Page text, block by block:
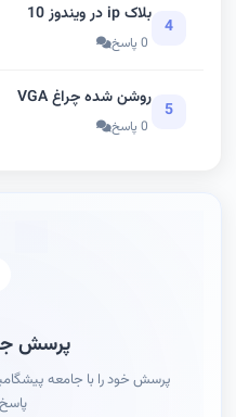
4
بلاک ip در ویندوز 10
0 پاسخ
5
روشن شده چراغ VGA
0 پاسخ
پرسش
پرسش خود را با جامعه